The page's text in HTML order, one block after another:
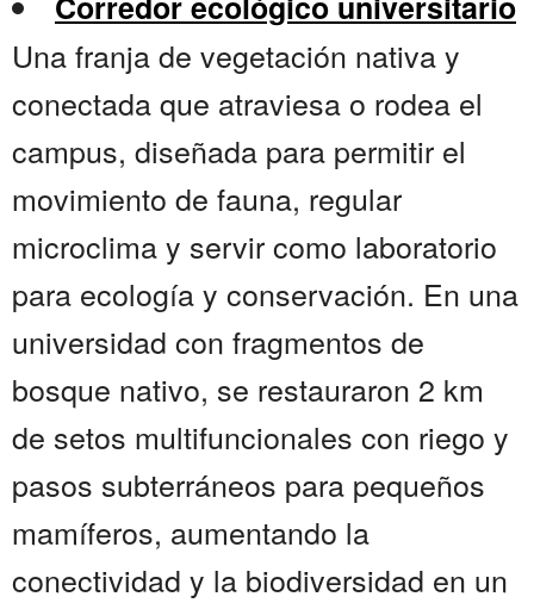
Una franja de vegetación nativa y
conectada que atraviesa o rodea el
campus, diseñada para permitir el
movimiento de fauna, regular
microclima y servir como laboratorio
para ecología y conservación. En una
universidad con fragmentos de
bosque nativo, se restauraron 2 km
de setos multifuncionales con riego y
pasos subterráneos para pequeños
mamíferos, aumentando la
conectividad y la biodiversidad en un